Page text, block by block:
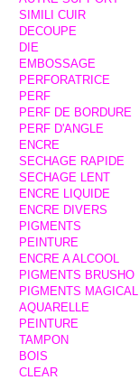
SIMILI CUIR
DECOUPE
DIE
EMBOSSAGE
PERFORATRICE
PERF
PERF DE BORDURE
PERF D'ANGLE
ENCRE
SECHAGE RAPIDE
SECHAGE LENT
ENCRE LIQUIDE
ENCRE DIVERS
PIGMENTS
PEINTURE
ENCRE A ALCOOL
PIGMENTS BRUSHO
PIGMENTS MAGICAL
AQUARELLE
PEINTURE
TAMPON
BOIS
CLEAR